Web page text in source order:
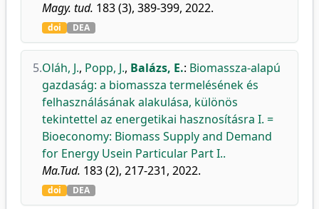
Magy. tud. 183 (3), 389-399, 2022.
doi DEA
5.Oláh, J., Popp, J., Balázs, E.: Biomassza-alapú
gazdaság: a biomassza termelésének és
felhasználásának alakulása, különös
tekintettel az energetikai hasznosításra I. =
Bioeconomy: Biomass Supply and Demand
for Energy Usein Particular Part I..
Ma.Tud. 183 (2), 217-231, 2022.
doi DEA